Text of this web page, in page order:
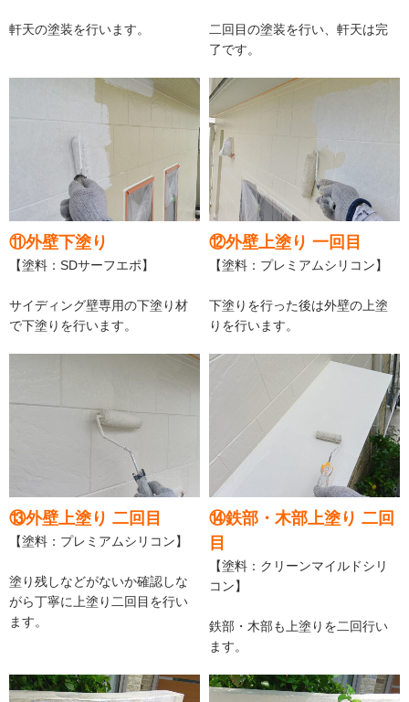
軒天の塗装を行います。
二回目の塗装を行い、軒天は完
了です。
⑪外壁下塗り
【塗料：SDサーフエポ】
サイディング壁専用の下塗り材
で下塗りを行います。
⑫外壁上塗り 一回目
【塗料：プレミアムシリコン】
下塗りを行った後は外壁の上塗
りを行います。
⑬外壁上塗り 二回目
【塗料：プレミアムシリコン】
塗り残しなどがないか確認しな
がら丁寧に上塗り二回目を行い
ます。
⑭鉄部・木部上塗り 二回
目
【塗料：クリーンマイルドシリ
コン】
鉄部・木部も上塗りを二回行い
ます。